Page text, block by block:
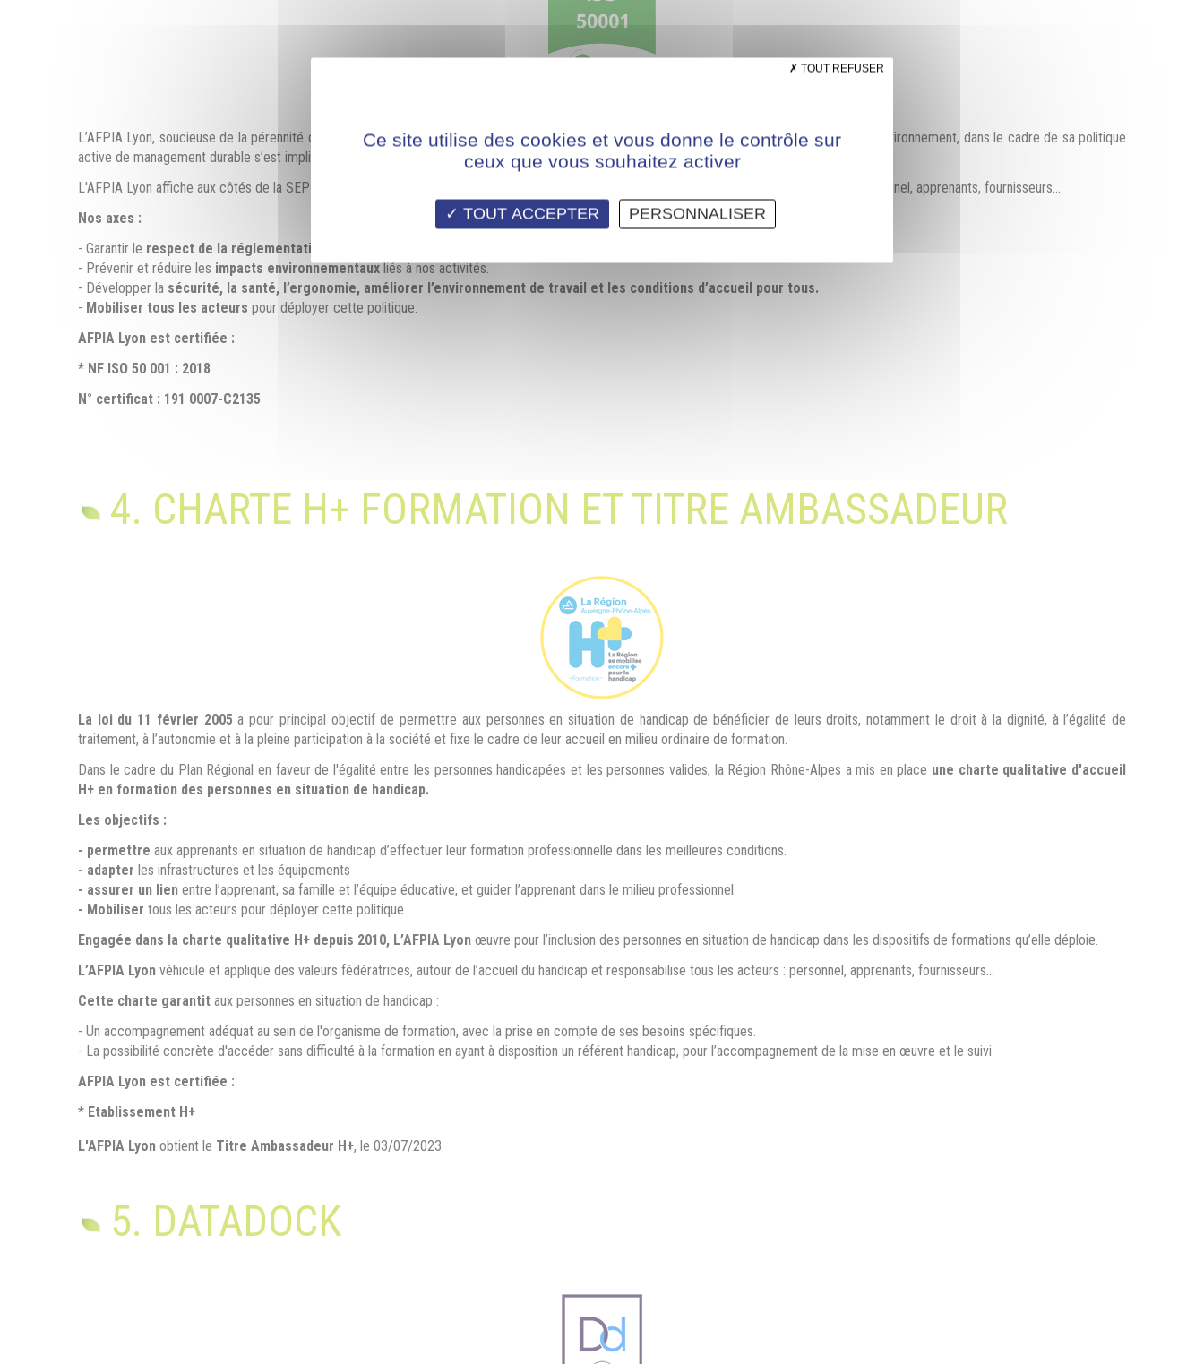
L’AFPIA Lyon, soucieuse de la pérennité de l’entreprise, de son engagement sociétal et de ses responsabilités à l’égard de la protection de l’environnement, dans le cadre de sa politique
active de management durable s’est impliquée durablement dans mise en place de la certification 50 001, avec son partenaire, la SEPR.
L'AFPIA Lyon affiche aux côtés de la SEPR, des valeurs fédératrices, autour du développement durable et responsabilise tous les acteurs : personnel, apprenants, fournisseurs...
Nos axes :
- Garantir le respect de la réglementation
- Prévenir et réduire les impacts environnementauxliés à nos activités.
- Développer la sécurité, la santé, l’ergonomie, améliorer l’environnement de travail et les conditions d’accueil pour tous.
- Mobiliser tous les acteurs pour déployer cette politique.
AFPIA Lyon est certifiée :
* NF ISO 50 001 : 2018
N° certificat : 191 0007-C2135
4. CHARTE H+ FORMATION ET TITRE AMBASSADEUR
La loi du 11 février 2005 a pour principal objectif de permettre aux personnes en situation de handicap de bénéficier de leurs droits, notamment le droit à la dignité, à l’égalité de
traitement, à l’autonomie et à la pleine participation à la société et fixe le cadre de leur accueil en milieu ordinaire de formation.
Dans le cadre du Plan Régional en faveur de l'égalité entre les personnes handicapées et les personnes valides, la Région Rhône-Alpes a mis en place une charte qualitative d'accueil
H+ en formation des personnes en situation de handicap.
Les objectifs :
- permettre aux apprenants en situation de handicap d’effectuer leur formation professionnelle dans les meilleures conditions.
- adapter les infrastructures et les équipements
- assurer un lien entre l’apprenant, sa famille et l’équipe éducative, et guider l’apprenant dans le milieu professionnel.
- Mobiliser tous les acteurs pour déployer cette politique
Engagée dans la charte qualitative H+ depuis 2010, L’AFPIA Lyon œuvre pour l’inclusion des personnes en situation de handicap dans les dispositifs de formations qu’elle déploie.
L’AFPIA Lyon véhicule et applique des valeurs fédératrices, autour de l’accueil du handicap et responsabilise tous les acteurs : personnel, apprenants, fournisseurs...
Cette charte garantit aux personnes en situation de handicap :
- Un accompagnement adéquat au sein de l'organisme de formation, avec la prise en compte de ses besoins spécifiques.
- La possibilité concrète d'accéder sans difficulté à la formation en ayant à disposition un référent handicap, pour l’accompagnement de la mise en œuvre et le suivi
AFPIA Lyon est certifiée :
* Etablissement H+
L'AFPIA Lyon obtient le Titre Ambassadeur H+, le 03/07/2023.
5. DATADOCK
Ce site utilise des cookies et vous donne le contrôle sur
ceux que vous souhaitez activer
TOUT ACCEPTER
TOUT REFUSER
PERSONNALISER